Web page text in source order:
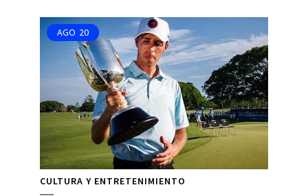
AGO 20
CULTURA Y ENTRETENIMIENTO